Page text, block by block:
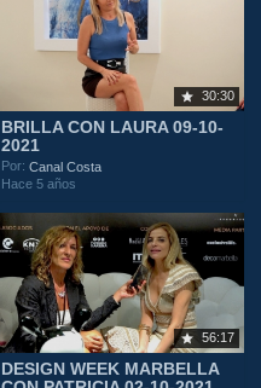
30:30
BRILLA CON LAURA 09-10-
2021
Por:Canal Costa
Hace 5 años
56:17
DESIGN WEEK MARBELLA